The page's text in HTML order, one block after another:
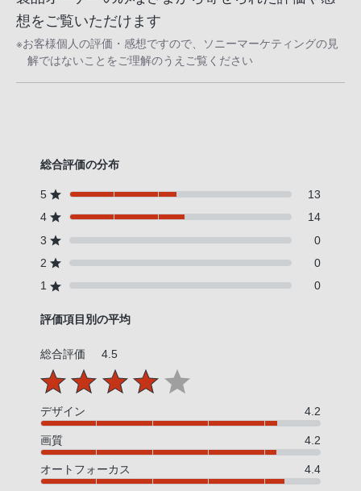
想をご覧いただけます
※お客様個人の評価・感想ですので、ソニーマーケティングの見
解ではないことをご理解のうえご覧ください
総合評価の分布
5
13
4
14
3
0
2
0
1
0
評価項目別の平均
総合評価 4.5
デザイン 4.2
画質 4.2
オートフォーカス 4.4